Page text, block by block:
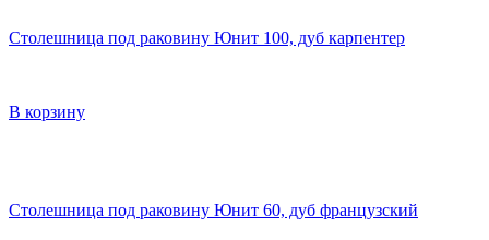
Столешница под раковину Юнит 100, дуб карпентер
В корзину
Столешница под раковину Юнит 60, дуб французский